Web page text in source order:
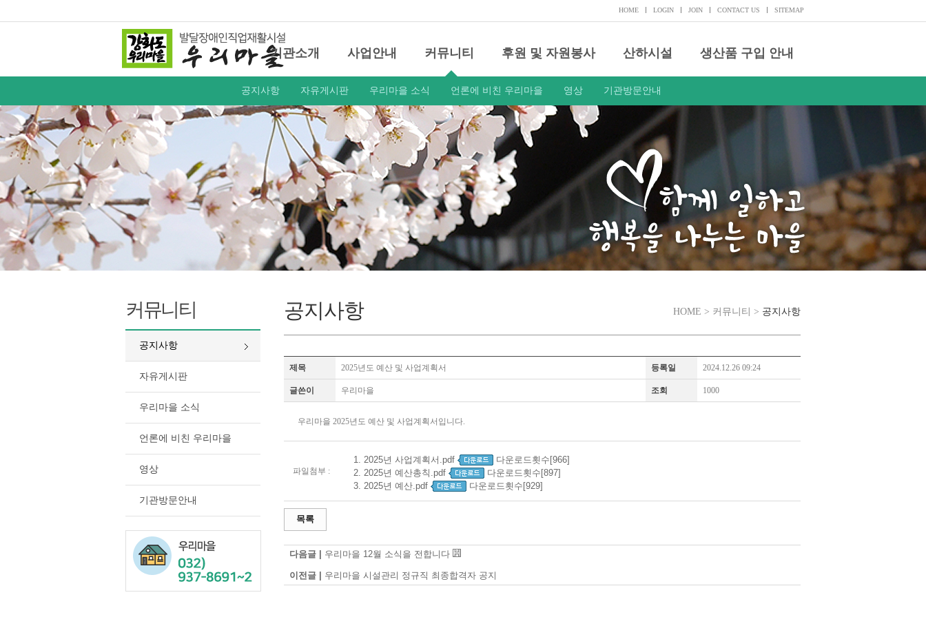
HOME LOGIN JOIN CONTACT US SITEMAP
기관소개 사업안내 커뮤니티 후원 및 자원봉사 산하시설 생산품 구입 안내
공지사항 자유게시판 우리마을 소식 언론에 비친 우리마을 영상 기관방문안내
커뮤니티
공지사항
자유게시판
우리마을 소식
언론에 비친 우리마을
영상
기관방문안내
공지사항 HOME > 커뮤니티 > 공지사항
제목 2025년도 예산 및 사업계획서 등록일 2024.12.26 09:24
글쓴이 우리마을 조회 1000
우리마을 2025년도 예산 및 사업계획서입니다.
파일첨부 :
1. 2025년 사업계획서.pdf
다운로드횟수[966]
2. 2025년 예산총칙.pdf
다운로드횟수[897]
3. 2025년 예산.pdf 다운로드횟수[929]
목록
다음글 | 우리마을 12월 소식을 전합니다
이전글 | 우리마을 시설관리 정규직 최종합격자 공지